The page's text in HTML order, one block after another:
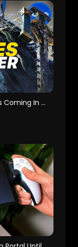
9 Exciting NEW PS5 Games Coming In December 2024 | PlayStation 5